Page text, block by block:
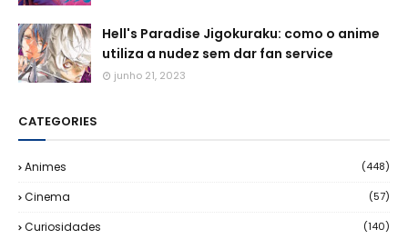
Hell's Paradise Jigokuraku: como o anime
utiliza a nudez sem dar fan service
junho 21, 2023
CATEGORIES
Animes (448)
Cinema (57)
Curiosidades (140)